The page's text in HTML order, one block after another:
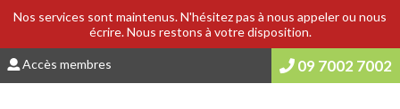
Nos services sont maintenus. N'hésitez pas à nous appeler ou nous
écrire. Nous restons à votre disposition.
Accès membres 09 7002 7002